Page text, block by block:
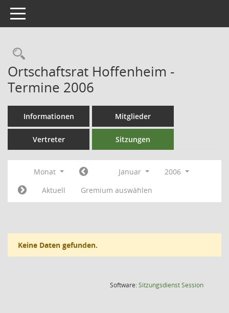
Toggle navigation
Ortschaftsrat Hoffenheim -
Termine 2006
Informationen Mitglieder
Vertreter Sitzungen
Monat Januar
2006
Aktuell
Gremium auswählen
Keine Daten gefunden.
Software:SitzungsdienstSession(Wird in